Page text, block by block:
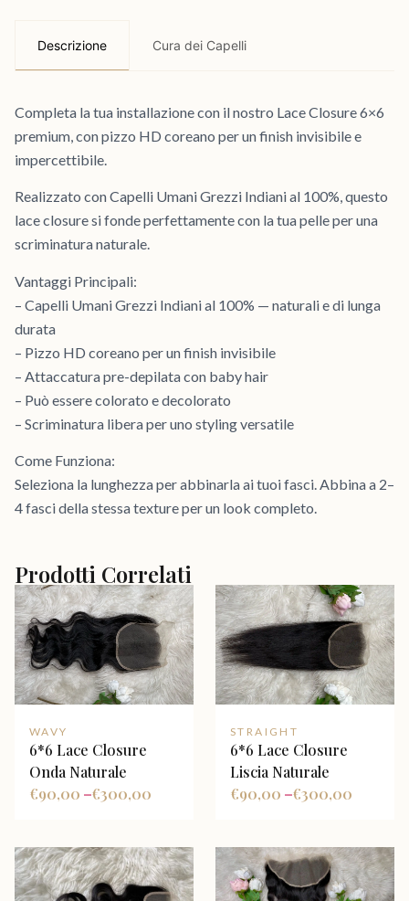
Descrizione Cura dei Capelli
Completa la tua installazione con il nostro Lace Closure 6×6
premium, con pizzo HD coreano per un finish invisibile e
impercettibile.
Realizzato con Capelli Umani Grezzi Indiani al 100%, questo
lace closure si fonde perfettamente con la tua pelle per una
scriminatura naturale.
Vantaggi Principali:
– Capelli Umani Grezzi Indiani al 100% — naturali e di lunga
durata
– Pizzo HD coreano per un finish invisibile
– Attaccatura pre-depilata con baby hair
– Può essere colorato e decolorato
– Scriminatura libera per uno styling versatile
Come Funziona:
Seleziona la lunghezza per abbinarla ai tuoi fasci. Abbina a 2–
4 fasci della stessa texture per un look completo.
Prodotti Correlati
WAVY
6*6 Lace Closure
Onda Naturale
90,00
€ – 300,00
€
STRAIGHT
6*6 Lace Closure
Liscia Naturale
90,00
€ – 300,00
€